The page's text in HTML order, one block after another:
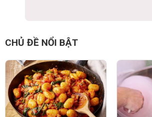
CHỦ ĐỀ NỔI BẬT